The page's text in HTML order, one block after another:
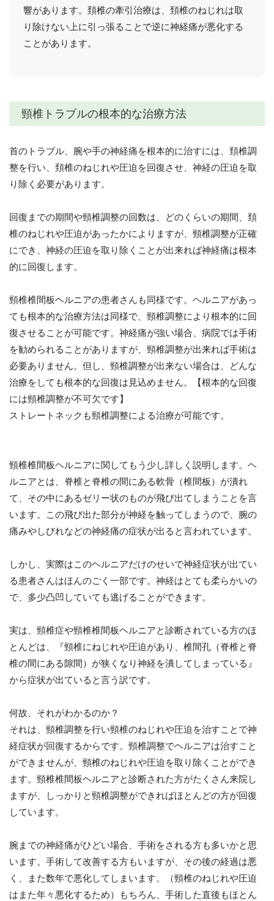
響があります。頚椎の牽引治療は、頚椎のねじれは取
り除けない上に引っ張ることで逆に神経痛が悪化する
ことがあります。
頸椎トラブルの根本的な治療方法
首のトラブル、腕や手の神経痛を根本的に治すには、頚椎調
整を行い、頚椎のねじれや圧迫を回復させ、神経の圧迫を取
り除く必要があります。
回復までの期間や頸椎調整の回数は、どのくらいの期間、頚
椎のねじれや圧迫があったかによりますが、頸椎調整が正確
にでき、神経の圧迫を取り除くことが出来れば神経痛は根本
的に回復します。
頸椎椎間板ヘルニアの患者さんも同様です。ヘルニアがあっ
ても根本的な治療方法は同様で、頸椎調整により根本的に回
復させることが可能です。神経痛が強い場合、病院では手術
を勧められることがありますが、頸椎調整が出来れば手術は
必要ありません。但し、頸椎調整が出来ない場合は、どんな
治療をしても根本的な回復は見込めません。【根本的な回復
には頸椎調整が不可欠です】
ストレートネックも頸椎調整による治療が可能です。
頸椎椎間板ヘルニアに関してもう少し詳しく説明します。ヘ
ルニアとは、脊椎と脊椎の間にある軟骨（椎間板）が潰れ
て、その中にあるゼリー状のものが飛び出てしまうことを言
います。この飛び出た部分が神経を触ってしまうので、腕の
痛みやしびれなどの神経痛の症状が出ると言われています。
しかし、実際はこのヘルニアだけのせいで神経症状が出てい
る患者さんはほんのごく一部です。神経はとても柔らかいの
で、多少凸凹していても逃げることができます。
実は、頸椎症や頸椎椎間板ヘルニアと診断されている方のほ
とんどは、『頸椎にねじれや圧迫があり、椎間孔（脊椎と脊
椎の間にある隙間）が狭くなり神経を潰してしまっている』
から症状が出ていると言う訳です。
何故、それがわかるのか？
それは、頸椎調整を行い頸椎のねじれや圧迫を治すことで神
経症状が回復するからです。頸椎調整でヘルニアは治すこと
ができませんが、頸椎のねじれや圧迫を取り除くことができ
ます。頸椎椎間板ヘルニアと診断された方がたくさん来院し
ますが、しっかりと頸椎調整ができればほとんどの方が回復
しています。
腕までの神経痛がひどい場合、手術をされる方も多いかと思
います。手術して改善する方もいますが、その後の経過は悪
く、また数年で悪化してしまいます。（頸椎のねじれや圧迫
はまた年々悪化するため）もちろん、手術した直後もほとん